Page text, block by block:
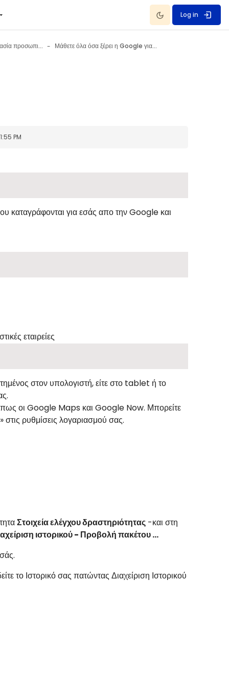
Dark Mode
Log in
Ιδιωτικότητα - Προστασία προσωπικών δεδομένων 30 October - 5 November Μάθετε όλα όσα ξέρει η Google για εσάς...
PM
καταγράφονται για εσάς απο την Google και
εταιρείες
στον υπολογιστή, είτε στο tablet ή το
όπως οι Google Maps και Google Now. Μπορείτε
στις ρυθμίσεις λογαριασμού σας.
Στοιχεία ελέγχου δραστηριότητας -και στη
ιστορικού - Προβολή πακέτου ...
το Ιστορικό σας πατώντας Διαχείριση Ιστορικού